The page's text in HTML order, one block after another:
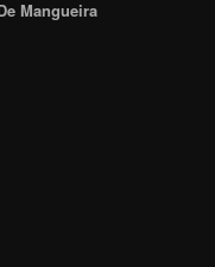
Mangueira